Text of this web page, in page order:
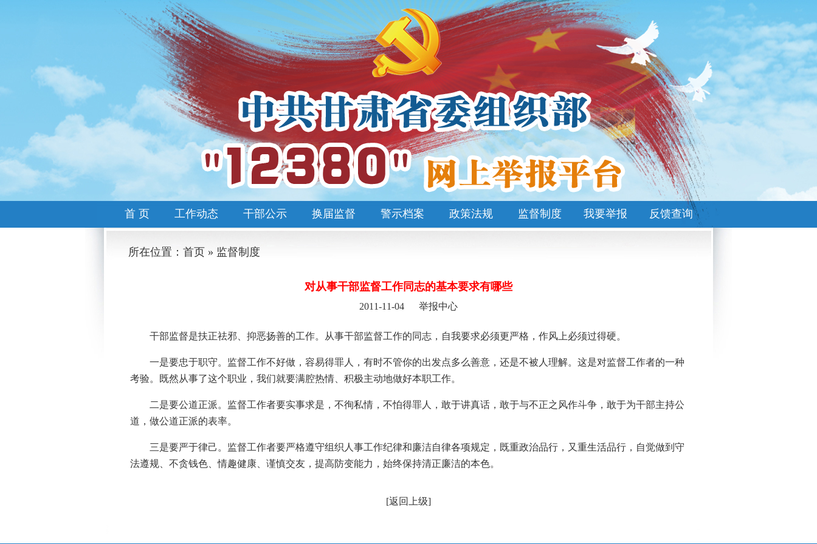
首 页 工作动态 干部公示 换届监督 警示档案 政策法规 监督制度 我要举报 反馈查询
所在位置：首页 » 监督制度
对从事干部监督工作同志的基本要求有哪些
2011-11-04 举报中心
干部监督是扶正祛邪、抑恶扬善的工作。从事干部监督工作的同志，自我要求必须更严格，作风上必须过得硬。
一是要忠于职守。监督工作不好做，容易得罪人，有时不管你的出发点多么善意，还是不被人理解。这是对监督工作者的一种
考验。既然从事了这个职业，我们就要满腔热情、积极主动地做好本职工作。
二是要公道正派。监督工作者要实事求是，不徇私情，不怕得罪人，敢于讲真话，敢于与不正之风作斗争，敢于为干部主持公
道，做公道正派的表率。
三是要严于律己。监督工作者要严格遵守组织人事工作纪律和廉洁自律各项规定，既重政治品行，又重生活品行，自觉做到守
法遵规、不贪钱色、情趣健康、谨慎交友，提高防变能力，始终保持清正廉洁的本色。
[返回上级]